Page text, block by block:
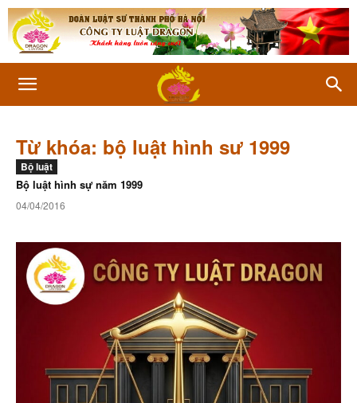
Từ khóa: bộ luật hình sư 1999
Bộ luật
Bộ luật hình sự năm 1999
04/04/2016